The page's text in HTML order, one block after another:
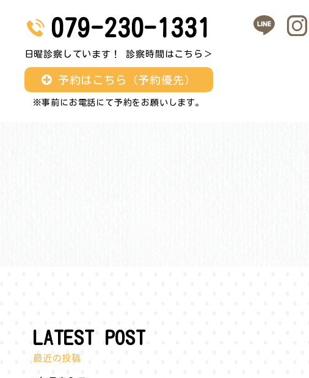
079-230-1331
日曜診察しています！ 診察時間はこちら＞
予約はこちら（予約優先）
※事前にお電話にて予約をお願いします。
LATEST POST
最近の投稿